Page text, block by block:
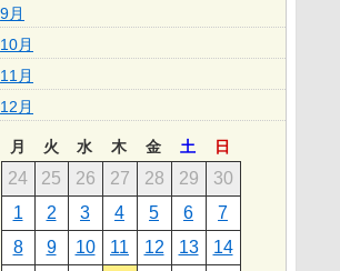
9月
10月
11月
12月
月 火 水 木 金 土 日
24 25 26 27 28 29
30
1
2 3 4 5 6
7
8
9 10 11 12 13
14